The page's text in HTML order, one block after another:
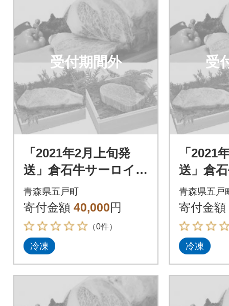
受付期間外
「2021年2月上旬発
送」倉石牛サーロイ
ン 200g×1枚・倉石
牛ヒレ 150g×1枚セ
ット
青森県五戸町
寄付金額 40,000円
（0件）
冷凍
受
「2021
送」倉
ン
牛ヒレ
ット
青森県五戸
寄付金額
冷凍